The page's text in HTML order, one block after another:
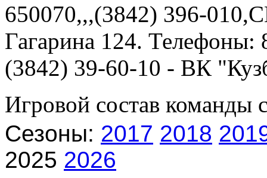
650070,,,(3842) 396-
Гагарина 124.
(3842) 39-60-10 - ВК
Игровой состав команды
Сезоны: 2017 2018
2025 2026